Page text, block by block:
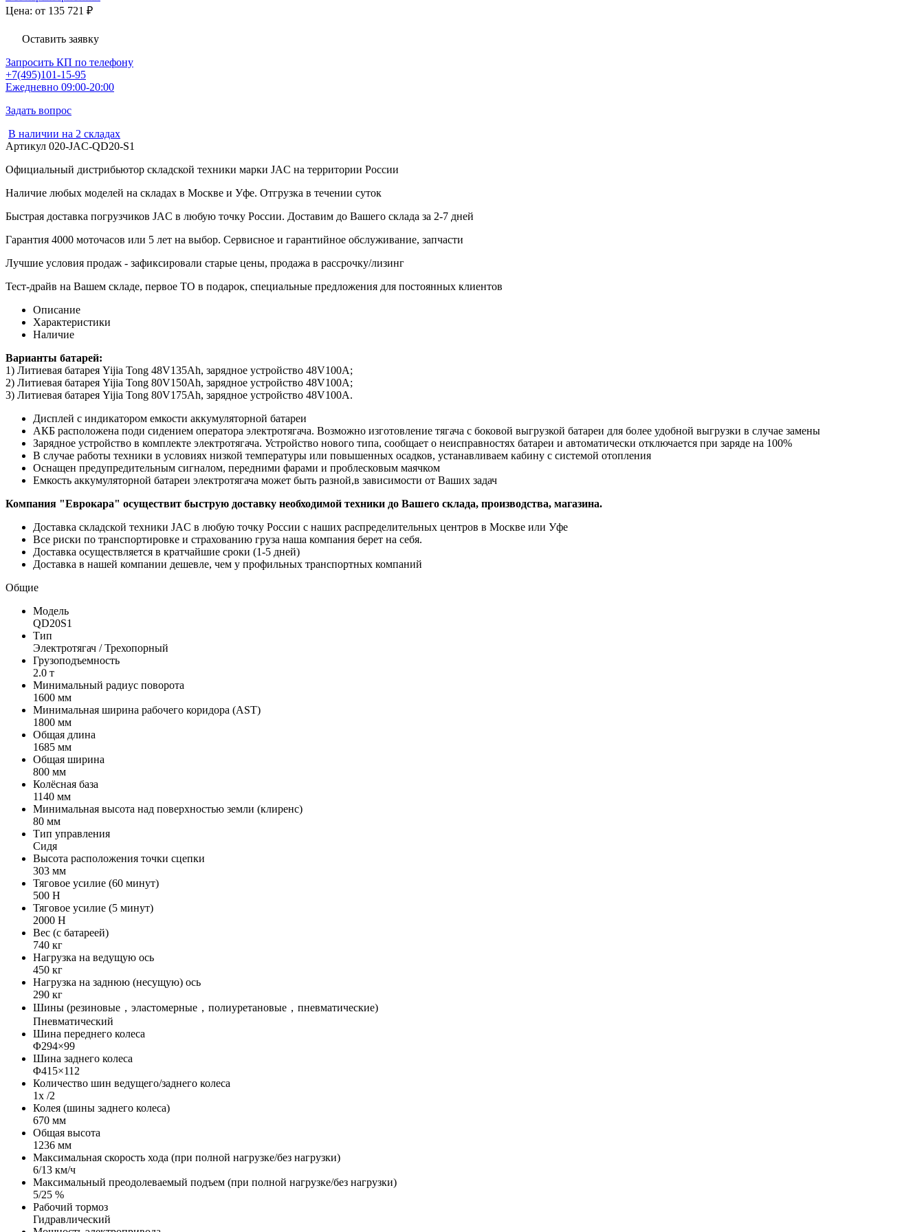
Цена: от 135 721 ₽
Оставить заявку
Запросить КП по телефону
+7(495)101-15-95
Ежедневно 09:00-20:00
Задать вопрос
В наличии на 2 складах
Артикул 020-JAC-QD20-S1
Официальный дистрибьютор складской техники марки JAC на территории России
Наличие любых моделей на складах в Москве и Уфе. Отгрузка в течении суток
Быстрая доставка погрузчиков JAC в любую точку России. Доставим до Вашего склада за 2-7 дней
Гарантия 4000 моточасов или 5 лет на выбор. Сервисное и гарантийное обслуживание, запчасти
Лучшие условия продаж - зафиксировали старые цены, продажа в рассрочку/лизинг
Тест-драйв на Вашем складе, первое ТО в подарок, специальные предложения для постоянных клиентов
Описание
Характеристики
Наличие
Варианты батарей:
1) Литиевая батарея Yijia Tong 48V135Ah, зарядное устройство 48V100A;
2) Литиевая батарея Yijia Tong 80V150Ah, зарядное устройство 48V100A;
3) Литиевая батарея Yijia Tong 80V175Ah, зарядное устройство 48V100A.
Дисплей с индикатором емкости аккумуляторной батареи
АКБ расположена поди сидением оператора электротягача. Возможно изготовление тягача с боковой выгрузкой батареи для более удобной выгрузки в случае замены
Зарядное устройство в комплекте электротягача. Устройство нового типа, сообщает о неисправностях батареи и автоматически отключается при заряде на 100%
В случае работы техники в условиях низкой температуры или повышенных осадков, устанавливаем кабину с системой отопления
Оснащен предупредительным сигналом, передними фарами и проблесковым маячком
Емкость аккумуляторной батареи электротягача может быть разной,в зависимости от Ваших задач
Компания "Еврокара" осуществит быструю доставку необходимой техники до Вашего склада, производства, магазина.
Доставка складской техники JAC в любую точку России с наших распределительных центров в Москве или Уфе
Все риски по транспортировке и страхованию груза наша компания берет на себя.
Доставка осуществляется в кратчайшие сроки (1-5 дней)
Доставка в нашей компании дешевле, чем у профильных транспортных компаний
Общие
Модель
QD20S1
Тип
Электротягач / Трехопорный
Грузоподъемность
2.0 т
Минимальный радиус поворота
1600 мм
Минимальная ширина рабочего коридора (AST)
1800 мм
Общая длина
1685 мм
Общая ширина
800 мм
Колёсная база
1140 мм
Минимальная высота над поверхностью земли (клиренс)
80 мм
Тип управления
Сидя
Высота расположения точки сцепки
303 мм
Тяговое усилие (60 минут)
500 H
Тяговое усилие (5 минут)
2000 Н
Вес (с батареей)
740 кг
Нагрузка на ведущую ось
450 кг
Нагрузка на заднюю (несущую) ось
290 кг
Шины (резиновые，эластомерные，полиуретановые，пневматические)
Пневматический
Шина переднего колеса
Φ294×99
Шина заднего колеса
Φ415×112
Количество шин ведущего/заднего колеса
1x /2
Колея (шины заднего колеса)
670 мм
Общая высота
1236 мм
Максимальная скорость хода (при полной нагрузке/без нагрузки)
6/13 км/ч
Максимальный преодолеваемый подъем (при полной нагрузке/без нагрузки)
5/25 %
Рабочий тормоз
Гидравлический